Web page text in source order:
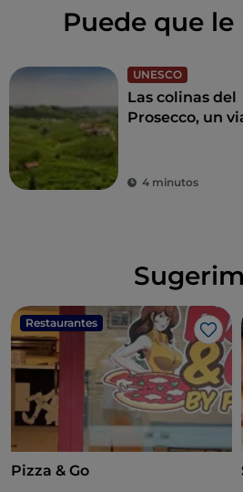
Puede que le
UNESCO
Las colinas del
Prosecco, un
4 minutos
Restaurantes
Me
Pizza & Go